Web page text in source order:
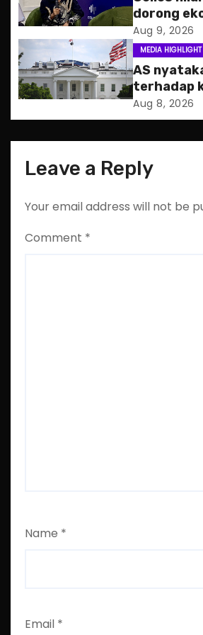
a
t
i
o
n
dorong
Aug 9, 2026
MEDIA HIGHLIGHT
AS
terhadap
pertama
Aug 8, 2026
Leave a Reply
Your email address will not be
Comment *
Name *
Email *